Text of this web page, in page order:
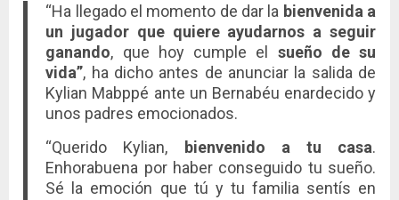
“Ha llegado el momento de dar la bienvenida a
un jugador que quiere ayudarnos a seguir
ganando, que hoy cumple el sueño de su
vida”, ha dicho antes de anunciar la salida de
Kylian Mabppé ante un Bernabéu enardecido y
unos padres emocionados.
“Querido Kylian, bienvenido a tu casa.
Enhorabuena por haber conseguido tu sueño.
Sé la emoción que tú y tu familia sentís en